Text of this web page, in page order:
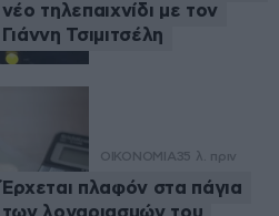
νέο τηλεπαιχνίδι με τον
Γιάννη Τσιμιτσέλη
ΟΙΚΟΝΟΜΙΑ35 λ. πριν
Έρχεται πλαφόν στα πάγια
των λογαριασμών του